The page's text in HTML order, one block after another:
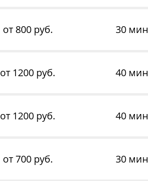
от 800 руб. 30 мин
от 1200 руб. 40 мин
от 1200 руб. 40 мин
от 700 руб. 30 мин